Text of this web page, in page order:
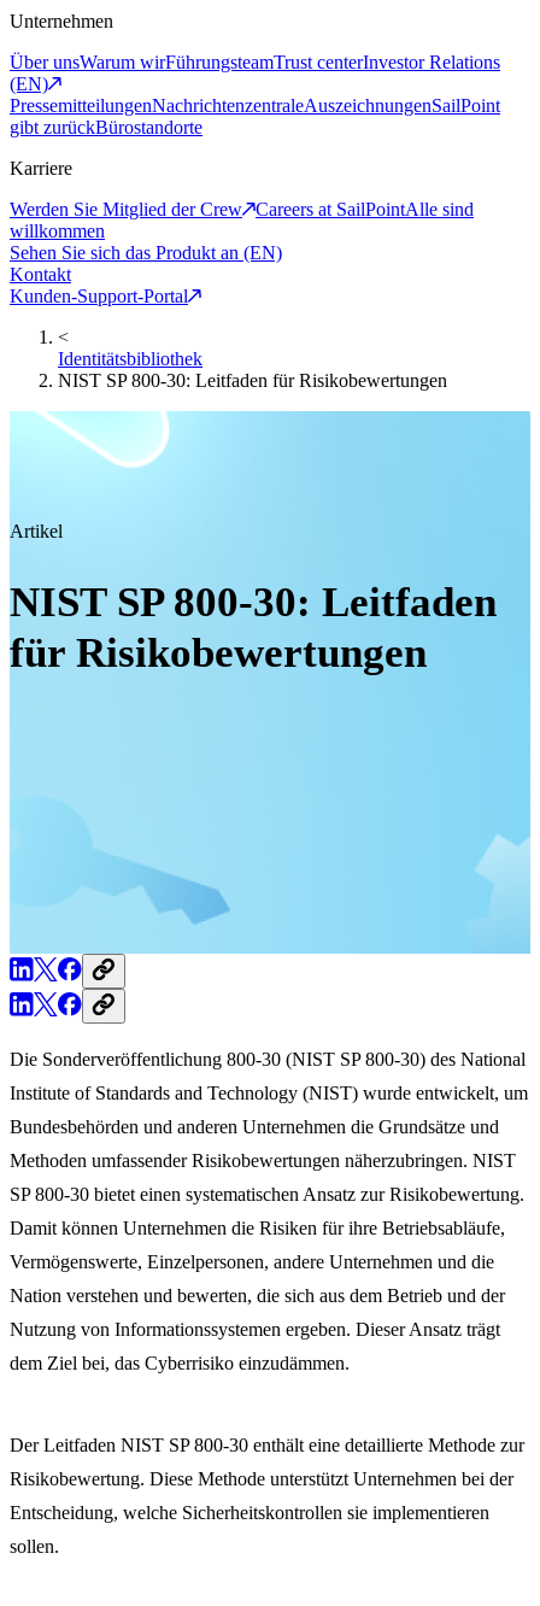
Unternehmen
Über unsWarum wirFührungsteamTrust centerInvestor Relations
(EN)
PressemitteilungenNachrichtenzentraleAuszeichnungenSailPoint
gibt zurückBürostandorte
Karriere
Werden Sie Mitglied der Crew
Careers at SailPointAlle sind
willkommen
Sehen Sie sich das Produkt an (EN)
Kontakt
Kunden-Support-Portal
<
Identitätsbibliothek
NIST SP 800-30: Leitfaden für Risikobewertungen
Artikel
NIST SP 800-30: Leitfaden
für Risikobewertungen
Die Sonderveröffentlichung 800-30 (NIST SP 800-30) des National
Institute of Standards and Technology (NIST) wurde entwickelt, um
Bundesbehörden und anderen Unternehmen die Grundsätze und
Methoden umfassender Risikobewertungen näherzubringen. NIST
SP 800-30 bietet einen systematischen Ansatz zur Risikobewertung.
Damit können Unternehmen die Risiken für ihre Betriebsabläufe,
Vermögenswerte, Einzelpersonen, andere Unternehmen und die
Nation verstehen und bewerten, die sich aus dem Betrieb und der
Nutzung von Informationssystemen ergeben. Dieser Ansatz trägt
dem Ziel bei, das Cyberrisiko einzudämmen.
Der Leitfaden NIST SP 800-30 enthält eine detaillierte Methode zur
Risikobewertung. Diese Methode unterstützt Unternehmen bei der
Entscheidung, welche Sicherheitskontrollen sie implementieren
sollen.